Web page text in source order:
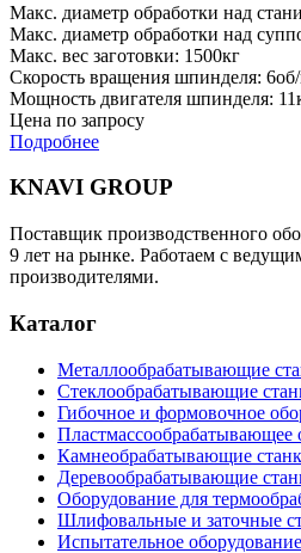
Макс. диаметр обработки над
Макс. диаметр обработки над
Макс. вес заготовки: 1500кг
Скорость вращения шпинделя:
Мощность двигателя шпинделя:
Цена по запросу
Подробнее
KNAVI GROUP
Поставщик производственного
9 лет на рынке. Работаем с
производителями.
Каталог
Металлообрабатывающие
Стеклообрабатывающие
Гибочное и формовочное
Пластмассообрабатывающее
Камнеобрабатывающие
Деревообрабатывающие
Оборудование для
Шлифовальные и заточные
Испытательное